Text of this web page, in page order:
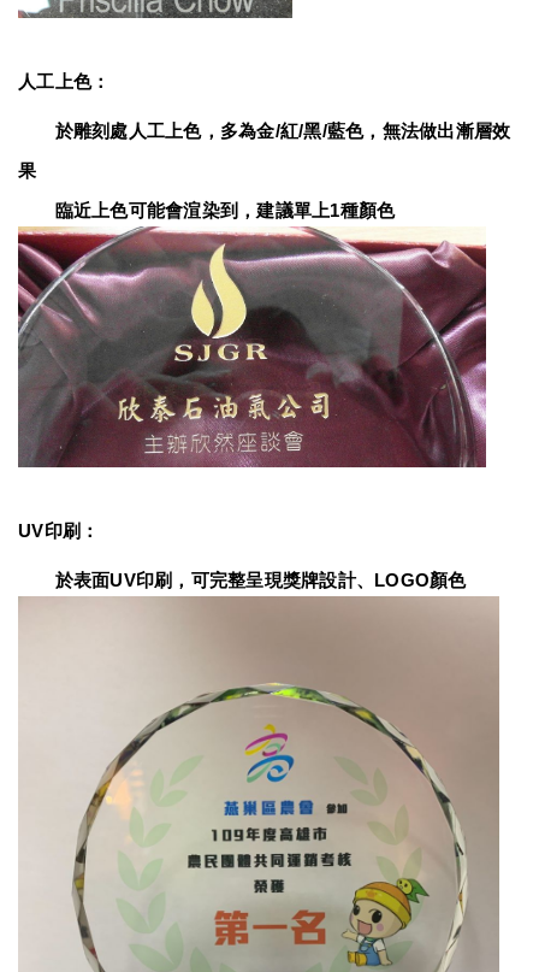
人工上色：
於雕刻處人工上色，多為金/紅/黑/藍色，無法做出漸層效
果
臨近上色可能會渲染到，建議單上1種顏色
UV印刷：
於表面UV印刷，可完整呈現獎牌設計、LOGO顏色